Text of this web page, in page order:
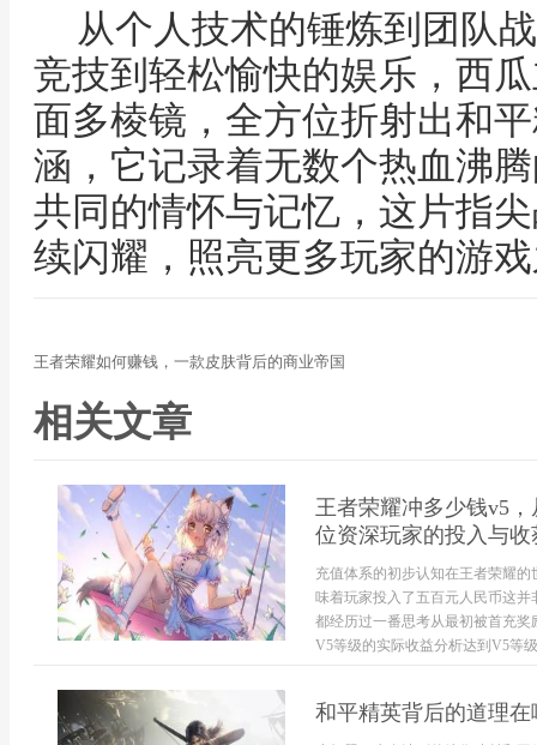
从个人技术的锤炼到团队
竞技到轻松愉快的娱乐，西
面多棱镜，全方位折射出和
涵，它记录着无数个热血沸
共同的情怀与记忆，这片指
续闪耀，照亮更多玩家的游
王者荣耀如何赚钱，一款皮肤背后的商业帝国
相关文章
王者荣耀冲多少钱v5
位资深玩家的投入与收
充值体系的初步认知在王者荣耀
味着玩家投入了五百元人民币这
都经历过一番思考从最初被首充
V5等级的实际收益分析达到V5等
和平精英背后的道理